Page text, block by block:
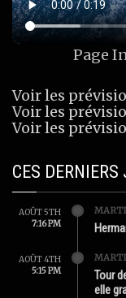
Page
Voir les
Voir les
Voir les
CES DERNIERS
AOÛT 5TH
7:16 PM
AOÛT 4TH
5:15 PM
Tour
elle